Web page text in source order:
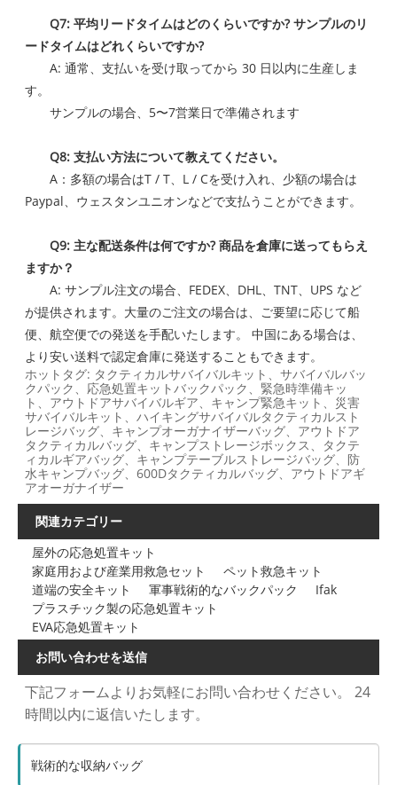
Q7: 平均リードタイムはどのくらいですか? サンプルのリ
ードタイムはどれくらいですか?
A: 通常、支払いを受け取ってから 30 日以内に生産しま
す。
サンプルの場合、5〜7営業日で準備されます
Q8: 支払い方法について教えてください。
A：多額の場合はT / T、L / Cを受け入れ、少額の場合は
Paypal、ウェスタンユニオンなどで支払うことができます。
Q9: 主な配送条件は何ですか? 商品を倉庫に送ってもらえ
ますか？
A: サンプル注文の場合、FEDEX、DHL、TNT、UPS など
が提供されます。大量のご注文の場合は、ご要望に応じて船
便、航空便での発送を手配いたします。 中国にある場合は、
より安い送料で認定倉庫に発送することもできます。
ホットタグ: タクティカルサバイバルキット、サバイバルバッ
クパック、応急処置キットバックパック、緊急時準備キッ
ト、アウトドアサバイバルギア、キャンプ緊急キット、災害
サバイバルキット、ハイキングサバイバルタクティカルスト
レージバッグ、キャンプオーガナイザーバッグ、アウトドア
タクティカルバッグ、キャンプストレージボックス、タクテ
ィカルギアバッグ、キャンプテーブルストレージバッグ、防
水キャンプバッグ、600Dタクティカルバッグ、アウトドアギ
アオーガナイザー
関連カテゴリー
屋外の応急処置キット
家庭用および産業用救急セット
ペット救急キット
道端の安全キット
軍事戦術的なバックパック
Ifak
プラスチック製の応急処置キット
EVA応急処置キット
お問い合わせを送信
下記フォームよりお気軽にお問い合わせください。 24
時間以内に返信いたします。